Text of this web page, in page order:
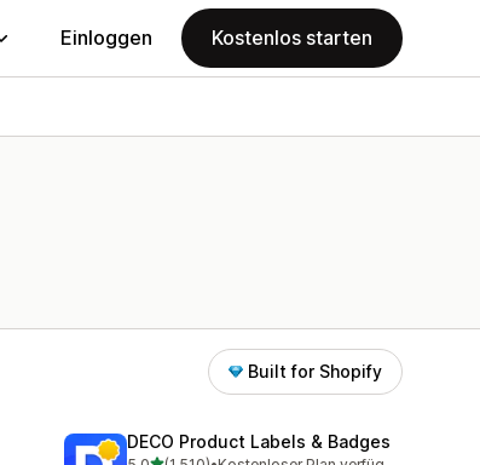
Einloggen Kostenlos starten
Built for Shopify
DECO Product Labels & Badges